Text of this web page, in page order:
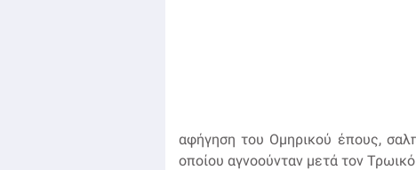
αφήγηση του Ομηρικού έπους,
οποίου αγνοούνταν μετά τον